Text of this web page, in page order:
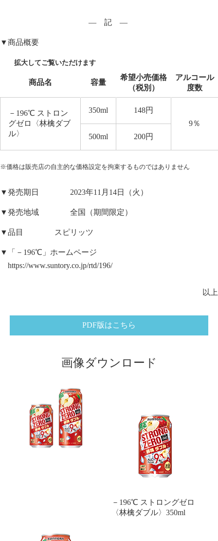
― 記 ―
▼商品概要
商品名 容量
希望小売価格
（税別）
アルコール
度数
－ 196℃ ストロン
グゼロ〈林檎ダブ
ル〉
350ml 148円
9％
500ml
200円
※価格は販売店の自主的な価格設定を拘束するものではありません
▼発売期日 2023年11月14日（火）
▼発売地域 全国（期間限定）
▼品目 スピリッツ
▼「－196℃」ホームページ
https://www.suntory.co.jp/rtd/196/
以上
PDF版はこちら
画像ダウンロード
－196℃ ストロングゼロ
〈林檎ダブル〉350ml